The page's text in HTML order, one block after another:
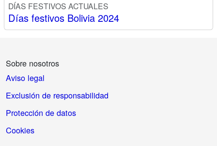
DÍAS FESTIVOS ACTUALES
Días festivos Bolivia 2024
Sobre nosotros
Aviso legal
Exclusión de responsabilidad
Protección de datos
Cookies